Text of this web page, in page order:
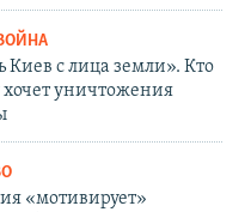
Киев с лица земли». Кто
уничтожения
«мотивирует»